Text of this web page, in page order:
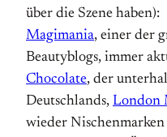
über die Szene haben):
Magimania, einer der
Beautyblogs, immer
Chocolate, der
Deutschlands, London
wieder